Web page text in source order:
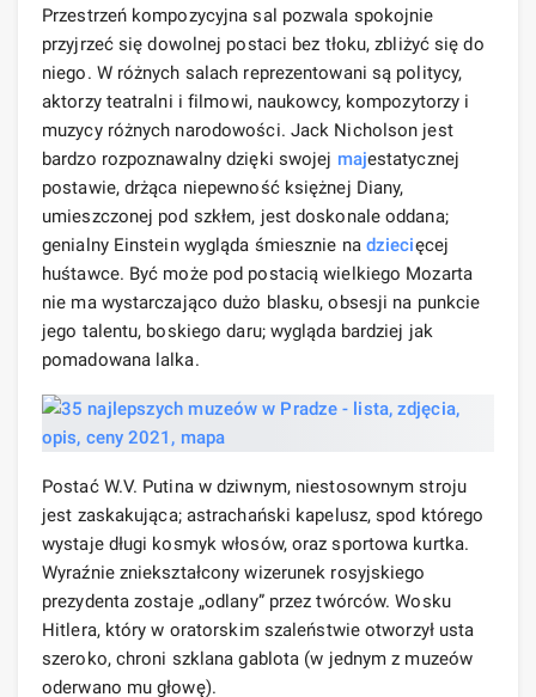
Przestrzeń kompozycyjna sal pozwala spokojnie
przyjrzeć się dowolnej postaci bez tłoku, zbliżyć się do
niego. W różnych salach reprezentowani są politycy,
aktorzy teatralni i filmowi, naukowcy, kompozytorzy i
muzycy różnych narodowości. Jack Nicholson jest
bardzo rozpoznawalny dzięki swojej majestatycznej
postawie, drżąca niepewność księżnej Diany,
umieszczonej pod szkłem, jest doskonale oddana;
genialny Einstein wygląda śmiesznie na dziecięcej
huśtawce. Być może pod postacią wielkiego Mozarta
nie ma wystarczająco dużo blasku, obsesji na punkcie
jego talentu, boskiego daru; wygląda bardziej jak
pomadowana lalka.
Postać W.V. Putina w dziwnym, niestosownym stroju
jest zaskakująca; astrachański kapelusz, spod którego
wystaje długi kosmyk włosów, oraz sportowa kurtka.
Wyraźnie zniekształcony wizerunek rosyjskiego
prezydenta zostaje „odlany” przez twórców. Wosku
Hitlera, który w oratorskim szaleństwie otworzył usta
szeroko, chroni szklana gablota (w jednym z muzeów
oderwano mu głowę).